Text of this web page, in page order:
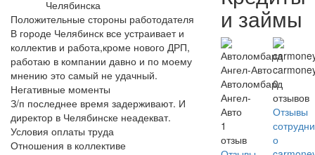
Челябинска
Положительные стороны работодателя
В городе Челябинск все устраивает и
коллектив и работа,кроме нового ДРП,
работаю в компании давно и по моему
мнению это самый не удачный.
Негативные моменты
З/п последнее время задерживают. И
директор в Челябинске неадекват.
Условия оплаты труда
Отношения в коллективе
и займы
Автоломбард
Ангел-
Авто
1
отзыв
0
отзывов
Отзывы
о